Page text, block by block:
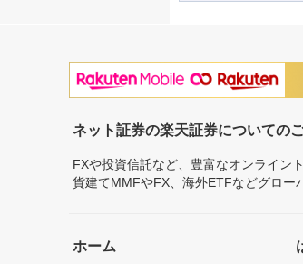
ネット証券の楽天証券についての
FXや投資信託など、豊富なオンライン
貨建てMMFやFX、海外ETFなどグロー
ホーム